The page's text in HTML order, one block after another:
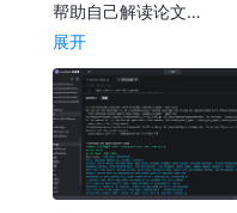
帮助自己解读论文…
展开